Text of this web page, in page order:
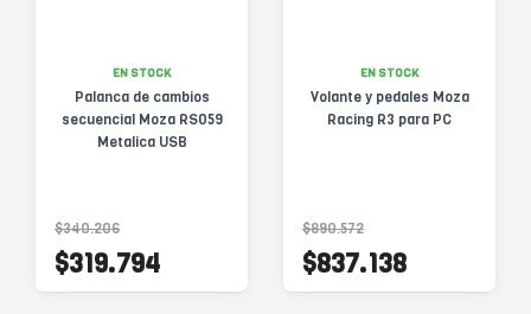
EN STOCK
Palanca de cambios
secuencial Moza RS059
Metalica USB
$340.206
$319.794
EN STOCK
Volante y pedales Moza
Racing R3 para PC
$890.572
$837.138